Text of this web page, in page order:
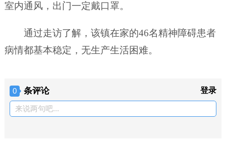
室内通风，出门一定戴口罩。
通过走访了解，该镇在家的46名精神障碍患者
病情都基本稳定，无生产生活困难。
0 条评论 登录
来说两句吧...